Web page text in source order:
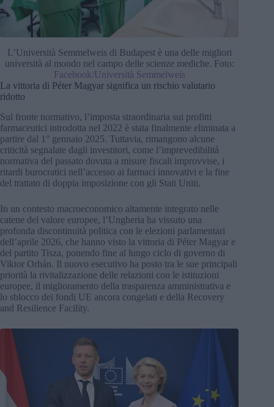
L’Università Semmelweis di Budapest è una delle migliori
università al mondo nel campo delle scienze mediche. Foto:
Facebook/Università Semmelweis
La vittoria di Péter Magyar significa un rischio valutario
ridotto
Sul fronte normativo, l’imposta straordinaria sui profitti
farmaceutici introdotta nel 2022 è stata finalmente eliminata a
partire dal 1° gennaio 2025. Tuttavia, rimangono alcune
criticità segnalate dagli investitori, come l’imprevedibilità
normativa del passato dovuta a misure fiscali improvvise, i
ritardi burocratici nell’accesso ai farmaci innovativi e la fine
del trattato di doppia imposizione con gli Stati Uniti.
In un contesto macroeconomico altamente integrato nelle
catene del valore europee, l’Ungheria ha vissuto una
profonda discontinuità politica con le elezioni parlamentari
dell’aprile 2026, che hanno visto la vittoria di Péter Magyar e
del partito Tisza, ponendo fine al lungo ciclo di governo di
Viktor Orbán. Il nuovo esecutivo ha posto tra le sue principali
priorità la rivitalizzazione delle relazioni con le istituzioni
europee, il miglioramento della trasparenza amministrativa e
lo sblocco dei fondi UE ancora congelati e della Recovery
and Resilience Facility.